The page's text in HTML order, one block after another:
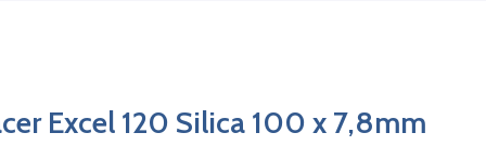
Excel 120 Silica 100 x 7,8mm